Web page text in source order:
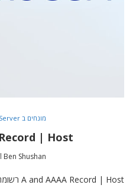
מונחים ב Windows Server
| Host
Ben Shushan